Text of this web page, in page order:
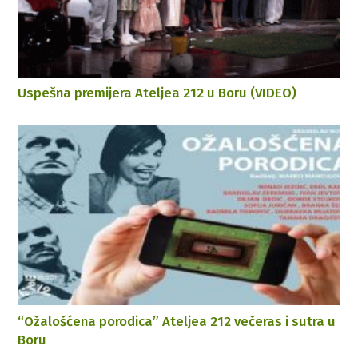
Uspešna premijera Ateljea 212 u Boru (VIDEO)
“Ožalošćena porodica” Ateljea 212 večeras i sutra u
Boru